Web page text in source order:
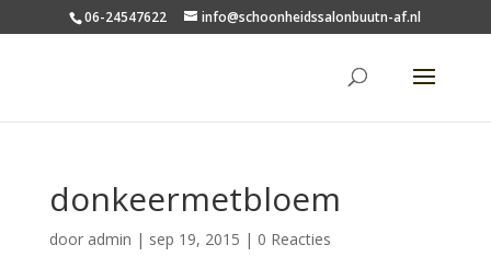
06-24547622 info@schoonheidssalonbuutn-af.nl
donkeermetbloem
door admin | sep 19, 2015 | 0 Reacties